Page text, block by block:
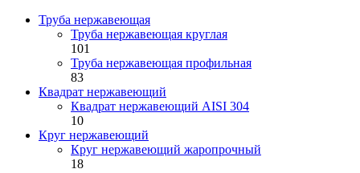
Труба нержавеющая
Труба нержавеющая круглая
101
Труба нержавеющая профильная
83
Квадрат нержавеющий
Квадрат нержавеющий AISI 304
10
Круг нержавеющий
Круг нержавеющий жаропрочный
18